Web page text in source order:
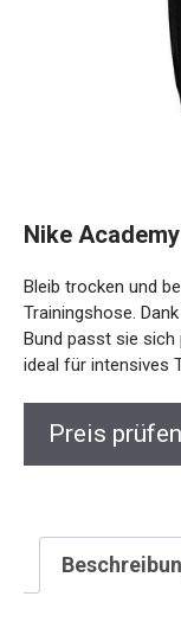
Nike
Bleib trocken und
Trainingshose.
Bund passt sie
funktional, ideal für
Preis prüfen